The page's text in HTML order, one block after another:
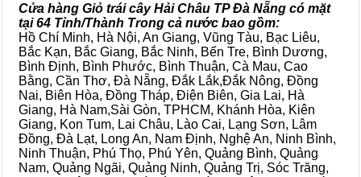
Cửa hàng Giỏ trái cây Hải Châu TP Đà Nẵng có mặt
tại 64 Tỉnh/Thành Trong cả nước bao gồm:
Hồ Chí Minh, Hà Nội, An Giang, Vũng Tàu, Bạc Liêu,
Bắc Kạn, Bắc Giang, Bắc Ninh, Bến Tre, Bình Dương,
Bình Định, Bình Phước, Bình Thuận, Cà Mau, Cao
Bằng, Cần Thơ, Đà Nẵng, Đắk Lắk,Đắk Nông, Đồng
Nai, Biên Hòa, Đồng Tháp, Điện Biên, Gia Lai, Hà
Giang, Hà Nam,Sài Gòn, TPHCM, Khánh Hòa, Kiên
Giang, Kon Tum, Lai Châu, Lào Cai, Lạng Sơn, Lâm
Đồng, Đà Lạt, Long An, Nam Định, Nghệ An, Ninh Bình,
Ninh Thuận, Phú Thọ, Phú Yên, Quảng Bình, Quảng
Nam, Quảng Ngãi, Quảng Ninh, Quảng Trị, Sóc Trăng,